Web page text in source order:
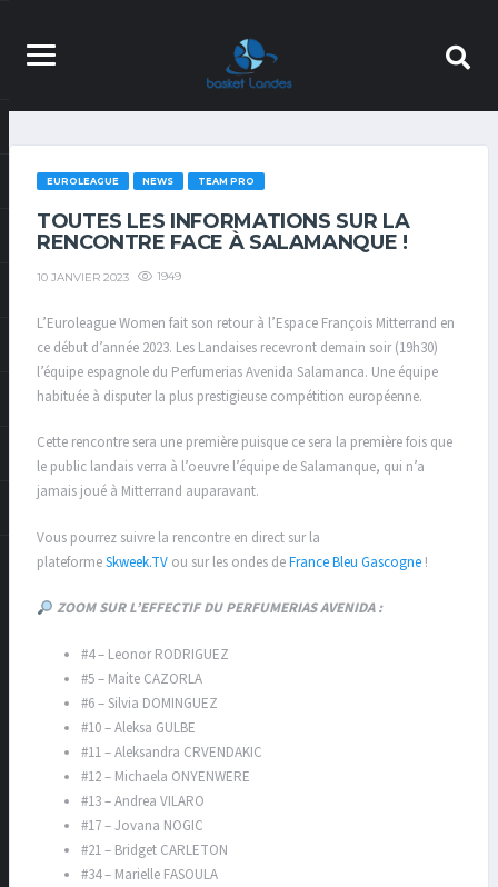
EUROLEAGUE NEWS TEAM PRO
TOUTES LES INFORMATIONS SUR LA
RENCONTRE FACE À SALAMANQUE !
10 JANVIER 2023 1949
L’Euroleague Women fait son retour à l’Espace François Mitterrand en
ce début d’année 2023. Les Landaises recevront demain soir (19h30)
l’équipe espagnole du Perfumerias Avenida Salamanca. Une équipe
habituée à disputer la plus prestigieuse compétition européenne.
Cette rencontre sera une première puisque ce sera la première fois que
le public landais verra à l’oeuvre l’équipe de Salamanque, qui n’a
jamais joué à Mitterrand auparavant.
Vous pourrez suivre la rencontre en direct sur la
plateformeSkweek.TV ou sur les ondes deFrance Bleu Gascogne !
ZOOM SUR L’EFFECTIF DU PERFUMERIAS AVENIDA :
#4 – Leonor RODRIGUEZ
#5 – Maite CAZORLA
#6 – Silvia DOMINGUEZ
#10 – Aleksa GULBE
#11 – Aleksandra CRVENDAKIC
#12 – Michaela ONYENWERE
#13 – Andrea VILARO
#17 – Jovana NOGIC
#21 – Bridget CARLETON
#34 – Marielle FASOULA